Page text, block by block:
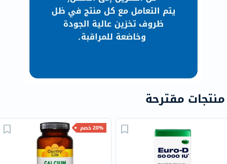
منتجات مقترحة
20% خصم